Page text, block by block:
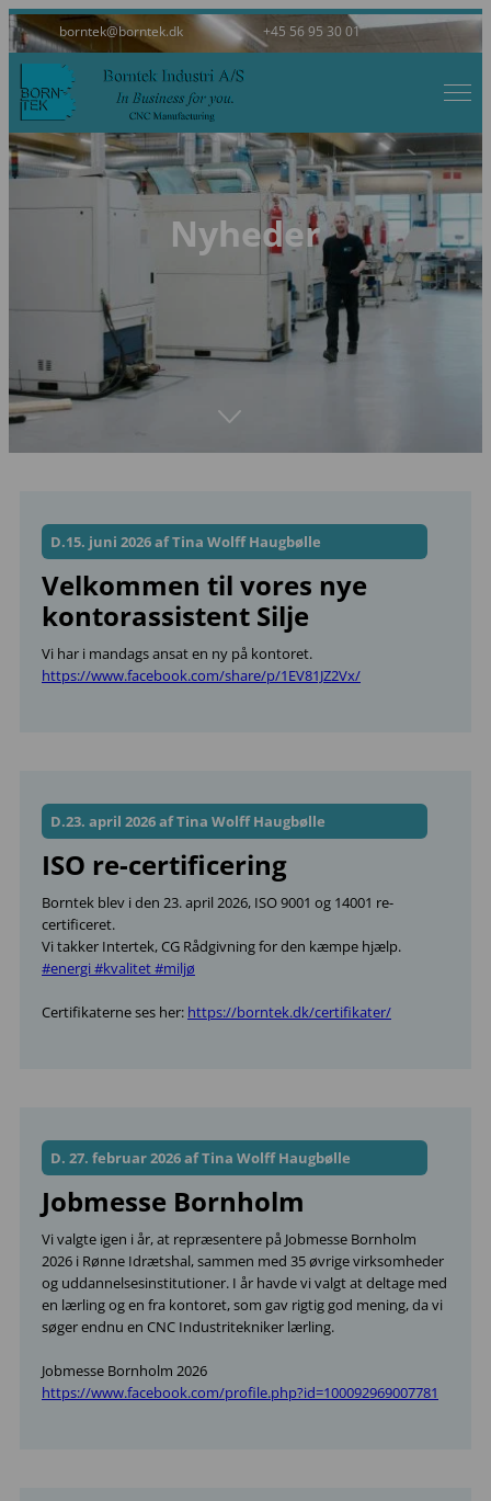
borntek@borntek.dk +45 56 95 30 01
Forside
Teknik og produktion
Grøn profil
Certifikater
Job hos Borntek
Nyheder
D.15. juni 2026 af Tina Wolff Haugbølle
Velkommen til vores nye
kontorassistent Silje
Vi har i mandags ansat en ny på kontoret.
https://www.facebook.com/share/p/1EV81JZ2Vx/
D.23. april 2026 af Tina Wolff Haugbølle
ISO re-certificering
Borntek blev i den 23. april 2026, ISO 9001 og 14001 re-
certificeret.
Vi takker Intertek, CG Rådgivning for den kæmpe hjælp.
#energi#kvalitet#miljø
Certifikaterne ses her: https://borntek.dk/certifikater/
D. 27. februar 2026 af Tina Wolff Haugbølle
Jobmesse Bornholm
Vi valgte igen i år, at repræsentere på Jobmesse Bornholm
2026 i Rønne Idrætshal, sammen med 35 øvrige virksomheder
og uddannelsesinstitutioner. I år havde vi valgt at deltage med
en lærling og en fra kontoret, som gav rigtig god mening, da vi
søger endnu en CNC Industritekniker lærling.
Jobmesse Bornholm 2026
https://www.facebook.com/profile.php?id=100092969007781